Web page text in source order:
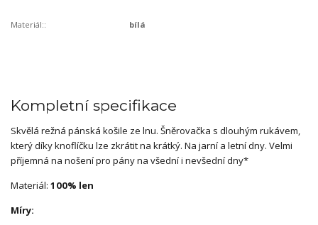
Materiál:: bílá
Kompletní specifikace
Skvělá režná pánská košile ze lnu. Šněrovačka s dlouhým rukávem,
který díky knoflíčku lze zkrátit na krátký. Na jarní a letní dny. Velmi
příjemná na nošení pro pány na všední i nevšední dny*
Materiál: 100% len
Míry: